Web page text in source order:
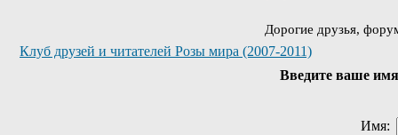
Дорогие друзья,
Клуб друзей и читателей Розы мира (2007-2011)
Введите ваше
Имя: